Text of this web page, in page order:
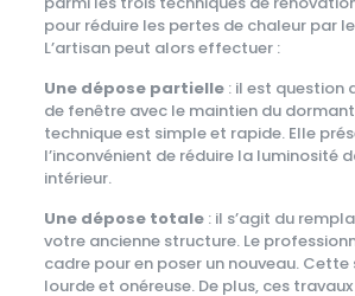
pour réduire les pertes de chaleur par
L’artisan peut alors effectuer :
Une dépose partielle: il est question
de fenêtre avec le maintien du
technique est simple et rapide. Elle
l’inconvénient de réduire la luminosité
intérieur.
Une dépose totale: il s’agit du
votre ancienne structure. Le
cadre pour en poser un nouveau.
lourde et onéreuse. De plus, ces